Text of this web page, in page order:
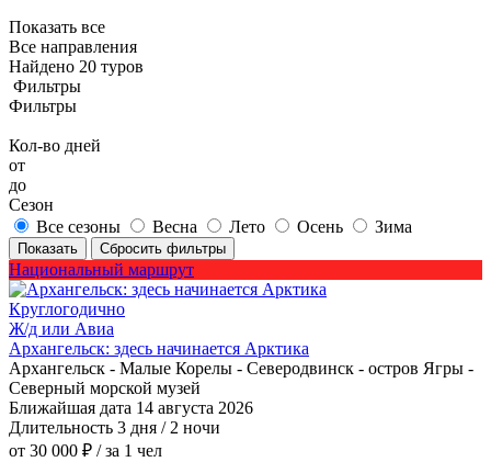
Показать все
Все направления
Найдено 20 туров
Фильтры
Фильтры
Кол-во дней
от
до
Сезон
Все сезоны
Весна Лето Осень Зима
Показать Сбросить фильтры
Национальный маршрут
Круглогодично
Ж/д или Авиа
Архангельск: здесь начинается Арктика
Архангельск - Малые Корелы - Северодвинск - остров Ягры -
Северный морской музей
Ближайшая дата 14 августа 2026
Длительность 3 дня / 2 ночи
от 30 000 ₽ / за 1 чел